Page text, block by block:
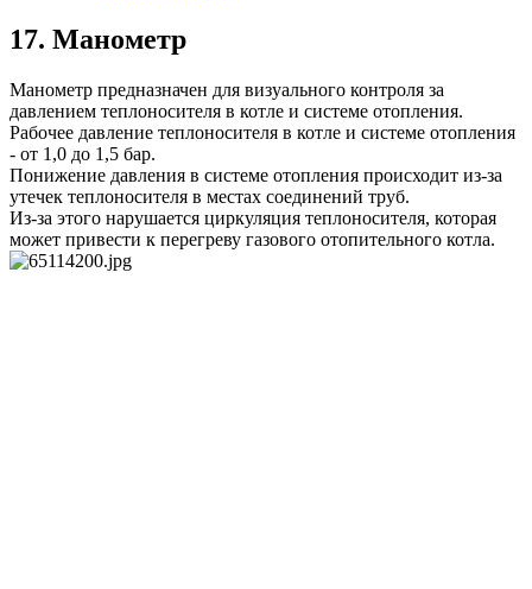
17. Манометр
Манометр предназначен для визуального контроля за
давлением теплоносителя в котле и системе отопления.
Рабочее давление теплоносителя в котле и системе отопления
- от 1,0 до 1,5 бар.
Понижение давления в системе отопления происходит из-за
утечек теплоносителя в местах соединений труб.
Из-за этого нарушается циркуляция теплоносителя, которая
может привести к перегреву газового отопительного котла.